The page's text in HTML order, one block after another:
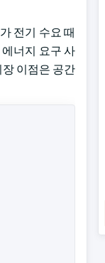
전기 수요 때
에너지 요구 사
이점은 공간